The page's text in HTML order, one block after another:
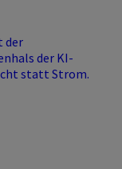
der
der KI-
statt Strom.